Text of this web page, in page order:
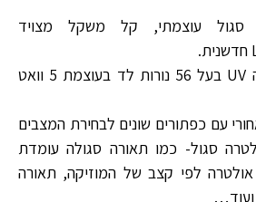
סגול עוצמתי, קל משקל מצויד
תותח לד שטיפה UV בעל 56 נורות לד בעוצמת 5 וואט
עם כפתורים שונים לבחירת המצבים
סגול- כמו תאורה סגולה עומדת
לפי קצב של המוזיקה, תאורה